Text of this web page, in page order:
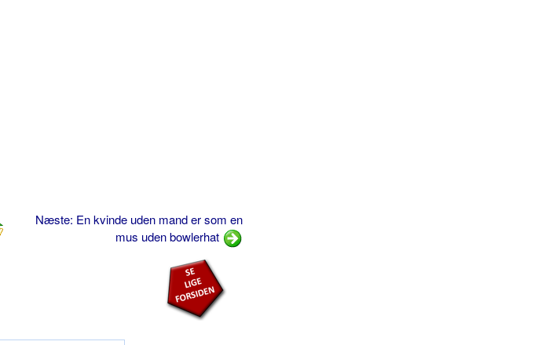
Næste: En kvinde uden mand er som en
mus uden bowlerhat